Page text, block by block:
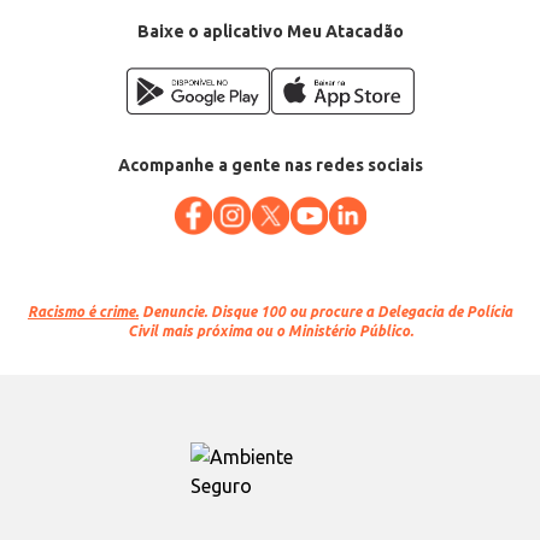
Baixe o aplicativo Meu Atacadão
Acompanhe a gente nas redes sociais
Racismo é crime. Denuncie. Disque 100 ou procure a Delegacia de Polícia
Civil mais próxima ou o Ministério Público.